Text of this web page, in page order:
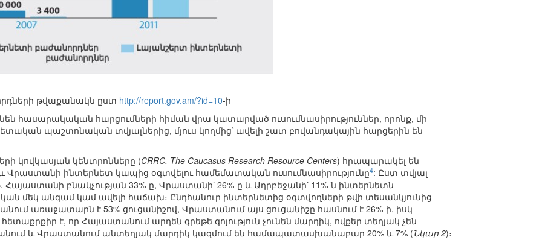
թվաքանակն ըստ http://report.gov.am/?id=10-ի
ունեն հասարակական հարցումների հիման վրա կատարված ուսումնասիրություններ, որոնք, մի
պաշտոնական տվյալներից, մյուս կողմից՝ ավելի շատ բովանդակային հարցերին են
կովկասյան կենտրոնները (CRRC, The Caucasus Research Resource Centers) հրապարակել են
ինտերնետ կապից օգտվելու համեմատական ուսումնասիրությունը4: Ըստ տվյալ
Հայաստանի բնակչության 33%-ը, Վրաստանի՝ 26%-ը և Ադրբեջանի՝ 11%-ն ինտերնետն
մեկ անգամ կամ ավելի հաճախ։ Ընդհանուր ինտերնետից օգտվողների թվի տեսանկյունից
առաջատարն է 53% ցուցանիշով, Վրաստանում այս ցուցանիշը հասնում է 26%-ի, իսկ
է, որ Հայաստանում արդեն գրեթե գոյություն չունեն մարդիկ, ովքեր տեղյակ չեն
և Վրաստանում անտեղյակ մարդիկ կազմում են համապատասխանաբար 20% և 7% (Նկար 2)։